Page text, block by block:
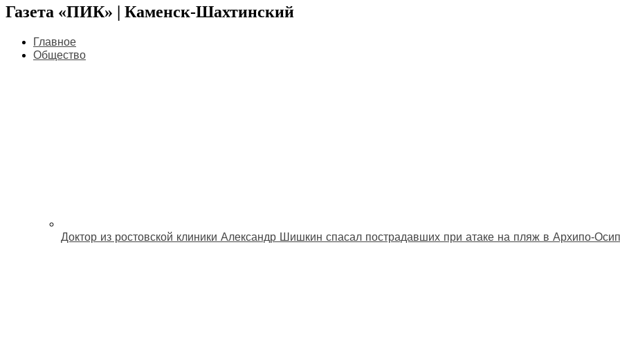
Газета «ПИК» | Каменск-Шахтинский
Главное
Общество
Доктор из ростовской клиники Александр Шишкин спасал пострадавших при атаке на пляж в